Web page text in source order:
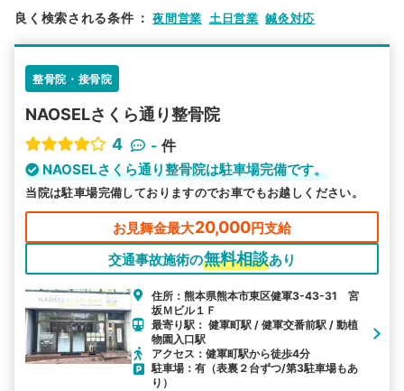
検索する
駅から探す 院名から探す
良く検索される条件 ： 夜間営業 土日営業 鍼灸対応
整骨院・接骨院
NAOSELさくら通り整骨院
4
- 件
NAOSELさくら通り整骨院は駐車場完備です。
当院は駐車場完備しておりますのでお車でもお越しください。
お見舞金最大20,000円支給
交通事故施術の無料相談あり
住所：熊本県熊本市東区健軍3-43-31 宮
坂Ｍビル１Ｆ
最寄り駅： 健軍町駅 / 健軍交番前駅 / 動植
物園入口駅
アクセス：健軍町駅から徒歩4分
駐車場：有（表裏２台ずつ/第3駐車場もあ
り）